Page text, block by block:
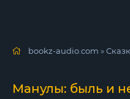
bookz-audio.com »
Манулы: быль и